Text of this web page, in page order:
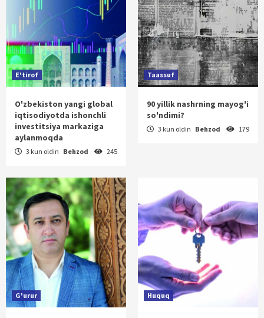
E'tirof
O'zbekiston yangi global
iqtisodiyotda ishonchli
investitsiya markaziga
aylanmoqda
3 kun oldin Behzod 245
Taassuf
90 yillik nashrning mayog'i
so'ndimi?
3 kun oldin Behzod 179
G'urur Huquq